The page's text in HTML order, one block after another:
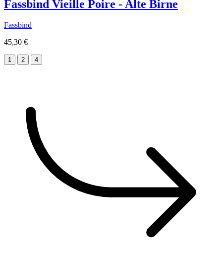
Fassbind Vieille Poire - Alte Birne
Fassbind
45,30 €
1 2 4